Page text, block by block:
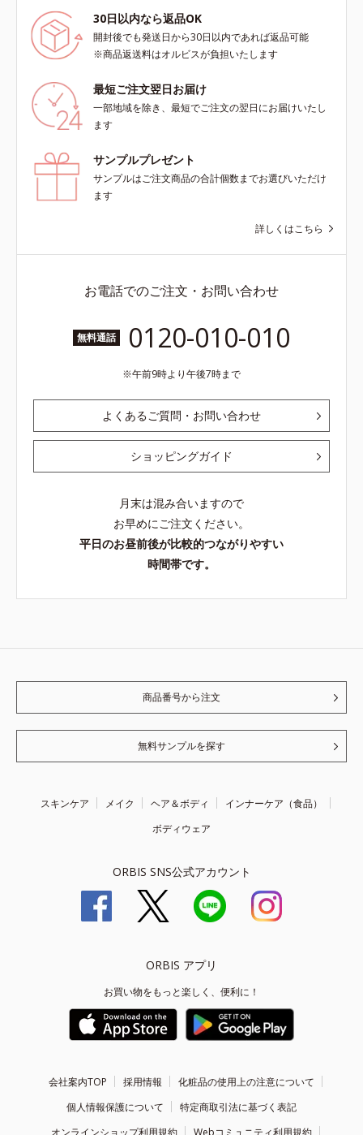
30日以内なら返品OK
開封後でも発送日から30日以内であれば返品可能
※商品返送料はオルビスが負担いたします
最短ご注文翌日お届け
一部地域を除き、最短でご注文の翌日にお届けいたし
ます
サンプルプレゼント
サンプルはご注文商品の合計個数までお選びいただけ
ます
詳しくはこちら
お電話でのご注文・お問い合わせ
無料通話 0120-010-010
午前9時より午後7時まで
よくあるご質問・お問い合わせ
ショッピングガイド
月末は混み合いますので
お早めにご注文ください。
平日のお昼前後が比較的つながりやすい
時間帯です。
商品番号から注文
無料サンプルを探す
スキンケア メイク ヘア＆ボディ
インナーケア（食品）
ボディウェア
ORBIS SNS公式アカウント
ORBIS アプリ
お買い物をもっと楽しく、便利に！
会社案内TOP 採用情報
化粧品の使用上の注意について
個人情報保護について
特定商取引法に基づく表記
オンラインショップ利用規約
Webコミュニティ利用規約